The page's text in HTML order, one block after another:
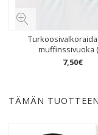
muffinssivuoka
7,50€
TÄMÄN